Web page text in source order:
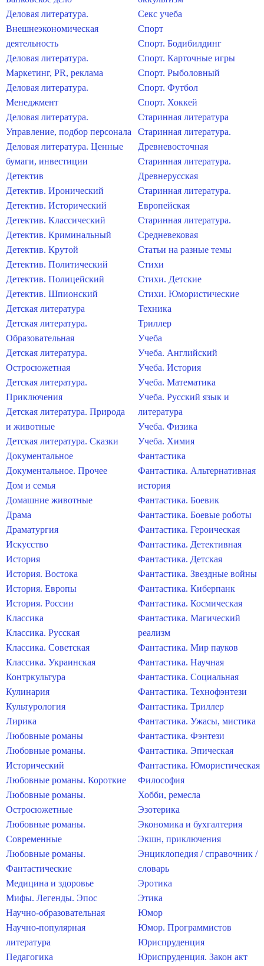
Деловая литература.
Внешнеэкономическая
деятельность
Деловая литература.
Маркетинг, PR, реклама
Деловая литература.
Менеджмент
Деловая литература.
Управление, подбор персонала
Деловая литература. Ценные
бумаги, инвестиции
Детектив
Детектив. Иронический
Детектив. Исторический
Детектив. Классический
Детектив. Криминальный
Детектив. Крутой
Детектив. Политический
Детектив. Полицейский
Детектив. Шпионский
Детская литература
Детская литература.
Образовательная
Детская литература.
Остросюжетная
Детская литература.
Приключения
Детская литература. Природа
и животные
Детская литература. Сказки
Документальное
Документальное. Прочее
Дом и семья
Домашние животные
Драма
Драматургия
Искусство
История
История. Востока
История. Европы
История. России
Классика
Классика. Русская
Классика. Советская
Классика. Украинская
Контркультура
Кулинария
Культурология
Лирика
Любовные романы
Любовные романы.
Исторический
Любовные романы. Короткие
Любовные романы.
Остросюжетные
Любовные романы.
Современные
Любовные романы.
Фантастические
Медицина и здоровье
Мифы. Легенды. Эпос
Научно-образовательная
Научно-популярная
литература
Педагогика
Секс учеба
Спорт
Спорт. Бодибилдинг
Спорт. Карточные игры
Спорт. Рыболовный
Спорт. Футбол
Спорт. Хоккей
Старинная литература
Старинная литература.
Древневосточная
Старинная литература.
Древнерусская
Старинная литература.
Европейская
Старинная литература.
Средневековая
Статьи на разные темы
Стихи
Стихи. Детские
Стихи. Юмористические
Техника
Триллер
Учеба
Учеба. Английский
Учеба. История
Учеба. Математика
Учеба. Русский язык и
литература
Учеба. Физика
Учеба. Химия
Фантастика
Фантастика. Альтернативная
история
Фантастика. Боевик
Фантастика. Боевые роботы
Фантастика. Героическая
Фантастика. Детективная
Фантастика. Детская
Фантастика. Звездные войны
Фантастика. Киберпанк
Фантастика. Космическая
Фантастика. Магический
реализм
Фантастика. Мир пауков
Фантастика. Научная
Фантастика. Социальная
Фантастика. Технофэнтези
Фантастика. Триллер
Фантастика. Ужасы, мистика
Фантастика. Фэнтези
Фантастика. Эпическая
Фантастика. Юмористическая
Философия
Хобби, ремесла
Эзотерика
Экономика и бухгалтерия
Экшн, приключения
Энциклопедия / справочник /
словарь
Эротика
Этика
Юмор
Юмор. Программистов
Юриспруденция
Юриспруденция. Закон акт